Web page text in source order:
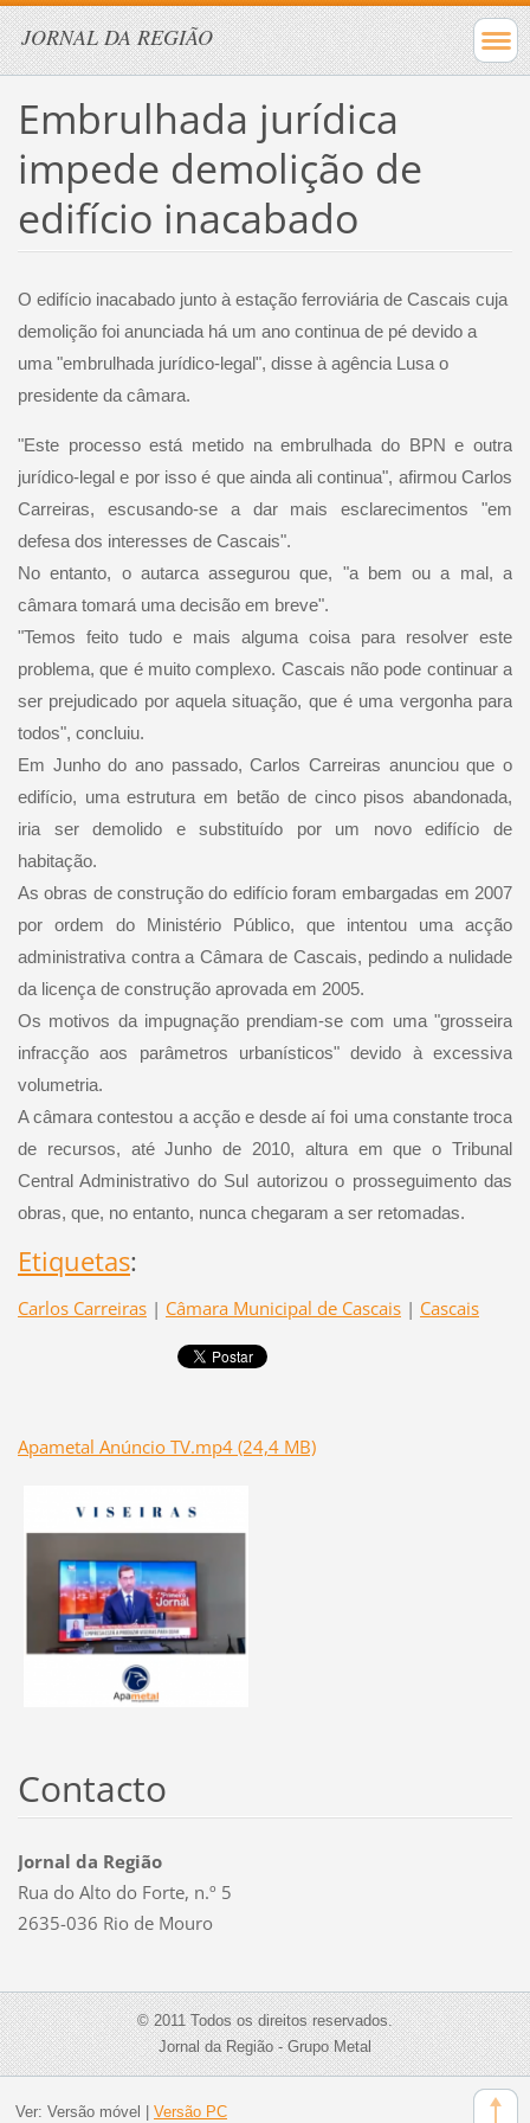
JORNAL DA REGIÃO
Embrulhada jurídica
impede demolição de
edifício inacabado
O edifício inacabado junto à estação ferroviária de Cascais cuja
demolição foi anunciada há um ano continua de pé devido a
uma "embrulhada jurídico-legal", disse à agência Lusa o
presidente da câmara.
"Este processo está metido na embrulhada do BPN e outra
jurídico-legal e por isso é que ainda ali continua", afirmou Carlos
Carreiras, escusando-se a dar mais esclarecimentos "em
defesa dos interesses de Cascais".
No entanto, o autarca assegurou que, "a bem ou a mal, a
câmara tomará uma decisão em breve".
"Temos feito tudo e mais alguma coisa para resolver este
problema, que é muito complexo. Cascais não pode continuar a
ser prejudicado por aquela situação, que é uma vergonha para
todos", concluiu.
Em Junho do ano passado, Carlos Carreiras anunciou que o
edifício, uma estrutura em betão de cinco pisos abandonada,
iria ser demolido e substituído por um novo edifício de
habitação.
As obras de construção do edifício foram embargadas em 2007
por ordem do Ministério Público, que intentou uma acção
administrativa contra a Câmara de Cascais, pedindo a nulidade
da licença de construção aprovada em 2005.
Os motivos da impugnação prendiam-se com uma "grosseira
infracção aos parâmetros urbanísticos" devido à excessiva
volumetria.
A câmara contestou a acção e desde aí foi uma constante troca
de recursos, até Junho de 2010, altura em que o Tribunal
Central Administrativo do Sul autorizou o prosseguimento das
obras, que, no entanto, nunca chegaram a ser retomadas.
Etiquetas:
Carlos Carreiras | Câmara Municipal de Cascais | Cascais
Apametal Anúncio TV.mp4 (24,4 MB)
Contacto
Jornal da Região
Rua do Alto do Forte, n.º 5
2635-036 Rio de Mouro
© 2011 Todos os direitos reservados.
Jornal da Região - Grupo Metal
Ver: Versão móvel Versão PC